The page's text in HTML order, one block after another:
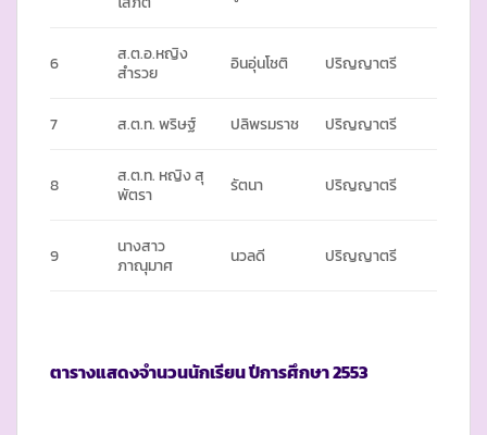
6
ส.ต.อ.หญิง
สำรวย
อินอุ่นโชติ ปริญญาตรี
7 ส.ต.ท. พริษฐ์ ปลิพรมราช ปริญญาตรี
8
ส.ต.ท. หญิง สุ
พัตรา
รัตนา ปริญญาตรี
9
นางสาว
ภาณุมาศ
นวลดี ปริญญาตรี
ตารางแสดงจำนวนนักเรียน ปีการศึกษา2553